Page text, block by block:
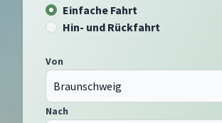
Einfache Fahrt
Hin- und Rückfahrt
Von
Nach